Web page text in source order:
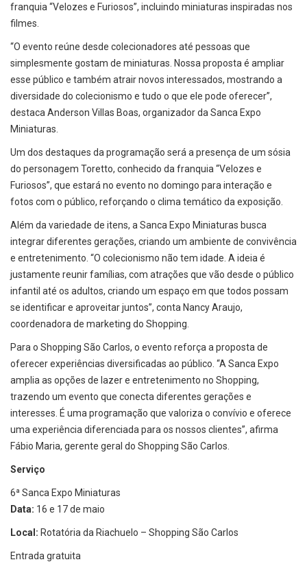
franquia “Velozes e Furiosos”, incluindo miniaturas inspiradas nos
filmes.
“O evento reúne desde colecionadores até pessoas que
simplesmente gostam de miniaturas. Nossa proposta é ampliar
esse público e também atrair novos interessados, mostrando a
diversidade do colecionismo e tudo o que ele pode oferecer”,
destaca Anderson Villas Boas, organizador da Sanca Expo
Miniaturas.
Um dos destaques da programação será a presença de um sósia
do personagem Toretto, conhecido da franquia “Velozes e
Furiosos”, que estará no evento no domingo para interação e
fotos com o público, reforçando o clima temático da exposição.
Além da variedade de itens, a Sanca Expo Miniaturas busca
integrar diferentes gerações, criando um ambiente de convivência
e entretenimento. “O colecionismo não tem idade. A ideia é
justamente reunir famílias, com atrações que vão desde o público
infantil até os adultos, criando um espaço em que todos possam
se identificar e aproveitar juntos”, conta Nancy Araujo,
coordenadora de marketing do Shopping.
Para o Shopping São Carlos, o evento reforça a proposta de
oferecer experiências diversificadas ao público. “A Sanca Expo
amplia as opções de lazer e entretenimento no Shopping,
trazendo um evento que conecta diferentes gerações e
interesses. É uma programação que valoriza o convívio e oferece
uma experiência diferenciada para os nossos clientes”, afirma
Fábio Maria, gerente geral do Shopping São Carlos.
Serviço
6ª Sanca Expo Miniaturas
Data: 16 e 17 de maio
Local: Rotatória da Riachuelo – Shopping São Carlos
Entrada gratuita